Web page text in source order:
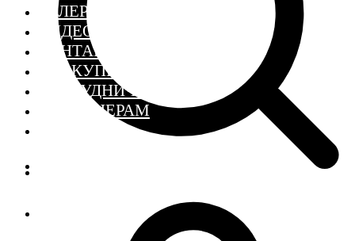
ГАЛЕРЕЯ
ВИДЕО
КОНТАКТЫ
ГДЕ КУПИТЬ
СОТРУДНИЧЕСТВО
ДИЗАЙНЕРАМ